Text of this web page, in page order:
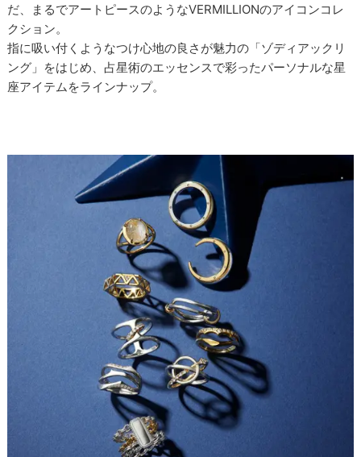
だ、まるでアートピースのようなVERMILLIONのアイコンコレ
クション。
指に吸い付くようなつけ心地の良さが魅力の「ゾディアックリ
ング」をはじめ、占星術のエッセンスで彩ったパーソナルな星
座アイテムをラインナップ。